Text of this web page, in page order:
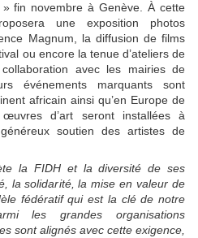
fin novembre à Genève. À cette
une exposition photos
Magnum, la diffusion de films
ou encore la tenue d’ateliers de
avec les mairies de
événements marquants sont
africain ainsi qu’en Europe de
d’art seront installées à
soutien des artistes de
la FIDH et la diversité de ses
la solidarité, la mise en valeur de
fédératif qui est la clé de notre
les grandes organisations
sont alignés avec cette exigence,